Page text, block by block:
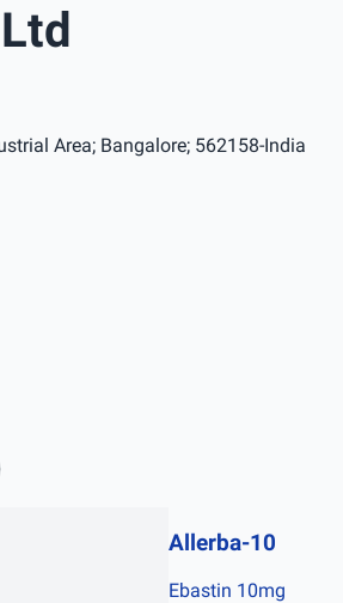
Area; Bangalore; 562158-India
Allerba-10
Ebastin 10mg